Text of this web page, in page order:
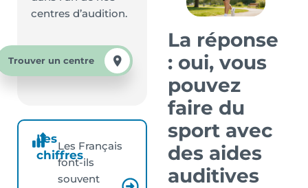
centres d’audition.
Trouver un centre
Les
chiffres
Les Français
font-ils
souvent
La réponse
: oui, vous
pouvez
faire du
sport avec
des aides
auditives